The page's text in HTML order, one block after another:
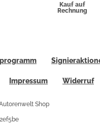
Kauf auf
Rechnung
Impressum Widerruf
Shop